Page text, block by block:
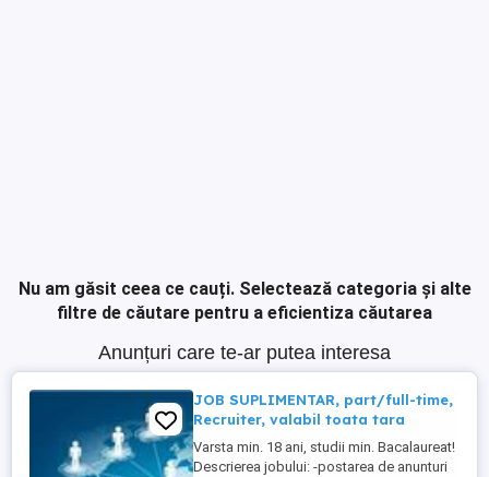
Nu am găsit ceea ce cauți. Selectează categoria și alte
filtre de căutare pentru a eficientiza căutarea
Anunțuri care te-ar putea interesa
JOB SUPLIMENTAR, part/full-time,
Recruiter, valabil toata tara
Varsta min. 18 ani, studii min. Bacalaureat!
Descrierea jobului: -postarea de anunturi